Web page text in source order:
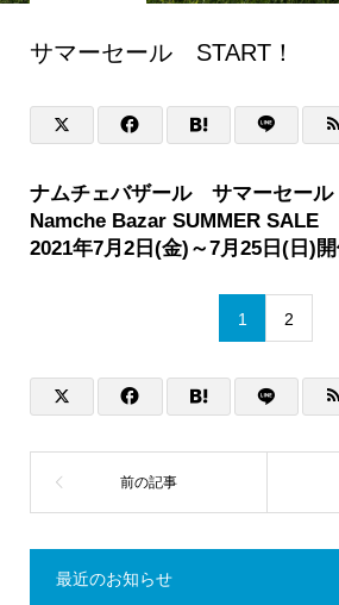
サマーセール START！
ナムチェバザール サマーセール
Namche Bazar SUMMER SALE
2021年7月2日(金)～7月25日(日)
1 2
最近のお知らせ